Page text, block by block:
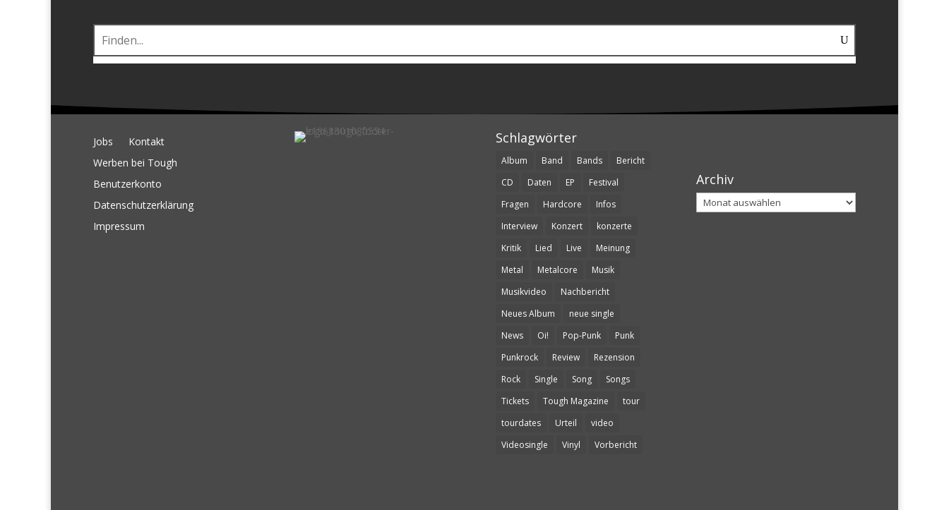
Jobs
Kontakt
Werben bei Tough
Benutzerkonto
Datenschutzerklärung
Impressum
Schlagwörter
Album Band Bands
Bericht
CD
Daten EP
Festival
Fragen
Hardcore
Infos
Interview
Konzert
konzerte
Kritik
Lied Live
Meinung
Metal
Metalcore
Musik
Musikvideo
Nachbericht
Neues Album
neue single
News
Oi! Pop-Punk
Punk
Punkrock
Review
Rezension
Rock
Single Song
Songs
Tickets
Tough Magazine
tour
tourdates
Urteil
video
Videosingle
Vinyl Vorbericht
Archiv
Archiv